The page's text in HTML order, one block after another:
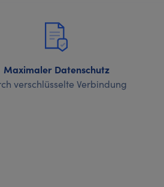
Maximaler Datenschutz
verschlüsselte Verbindung